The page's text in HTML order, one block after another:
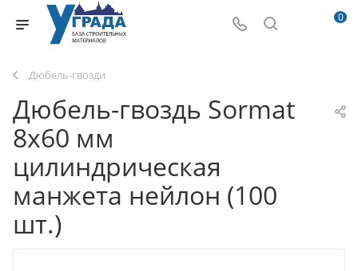
0
Дюбель-гвозди
Дюбель-гвоздь Sormat
8x60 мм
цилиндрическая
манжета нейлон (100
шт.)